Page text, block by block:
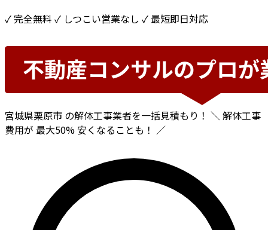
✓ 完全無料 ✓ しつこい営業なし ✓ 最短即日対応
宮城県栗原市 の解体工事業者を一括見積もり！ ＼ 解体工事
費用が 最大50%安くなることも！ ／